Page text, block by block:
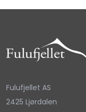
Fulufjellet AS
2425 Ljørdalen